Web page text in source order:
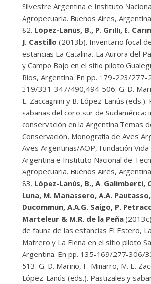
Silvestre Argentina e Instituto
Agropecuaria. Buenos Aires,
López-Lanús, B., P. Grilli, E.
J. Castillo (2013b). Inventario focal
estancias La Catalina, La Aurora del
y Campo Bajo en el sitio piloto
Ríos, Argentina. En pp. 179-223/
319/331-347/490,494-506: G. D.
E. Zaccagnini y B. López-Lanús (eds.).
sabanas del cono sur de Sudamérica:
conservación en la Argentina.Temas
Conservación, Monografía de Aves
Aves Argentinas/AOP, Fundación
Argentina e Instituto Nacional de
Agropecuaria. Buenos Aires,
López-Lanús, B., A. Galimberti,
Luna, M. Manassero, A.A.
Ducommun, A.A.G. Saigo, P.
Marteleur & M.R. de la Peña
de fauna de las estancias El Estero,
Matrero y La Elena en el sitio piloto
Argentina. En pp. 135-169/277-306/
513: G. D. Marino, F. Miñarro, M. E.
López-Lanús (eds.). Pastizales y